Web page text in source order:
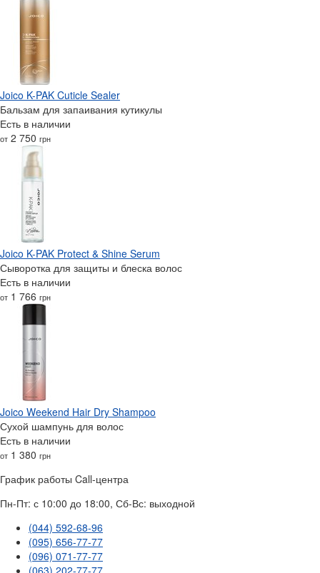
Joico K-PAK Cuticle Sealer
Бальзам для запаивания кутикулы
Есть в наличии
от 2 750 грн
Joico K-PAK Protect & Shine Serum
Сыворотка для защиты и блеска волос
Есть в наличии
от 1 766 грн
Joico Weekend Hair Dry Shampoo
Сухой шампунь для волос
Есть в наличии
от 1 380 грн
График работы Call-центра
Пн-Пт: с 10:00 до 18:00, Сб-Вс: выходной
(044) 592-68-96
(095) 656-77-77
(096) 071-77-77
(063) 202-77-77